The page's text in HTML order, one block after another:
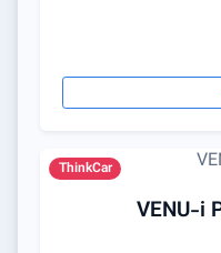
ThinkCar